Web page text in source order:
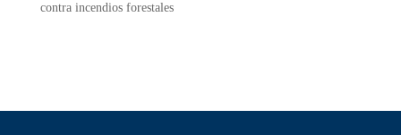
contra incendios forestales